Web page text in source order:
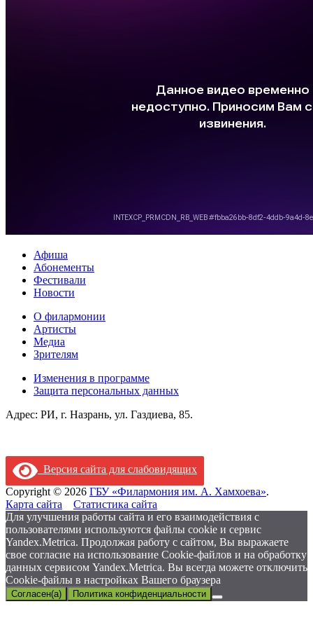
Афиша
Абонементы
Фестивали
Новости
О филармонии
Артисты
Медиа
Зрителям
Изменения в программе
Защита персональных данных
Адрес: РИ, г. Назрань, ул. Газдиева, 85.
Версия сайта для слабовидящих
Copyright © 2026 ГБУ «Филармония им. А. Хамхоева».
Карта сайта
Статистика сайта
Для улучшения работы сайта и его взаимодействия с
пользователями используются файлы cookie и сервис
Yandex.Metrica. Продолжая работу с сайтом, Вы выражаете
свое согласие на использование Cookie-файлов и на обработку
данных сервисом Yandex.Metrica. Вы всегда можете отключить
Cookie-файлы в настройках Вашего браузера
Согласен(а) Политика конфиденциальности